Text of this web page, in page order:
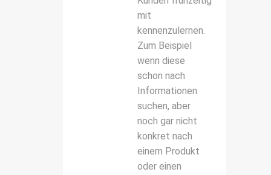
mit
kennenzulernen.
Zum Beispiel
wenn diese
schon nach
Informationen
suchen, aber
noch gar nicht
konkret nach
einem Produkt
oder einen